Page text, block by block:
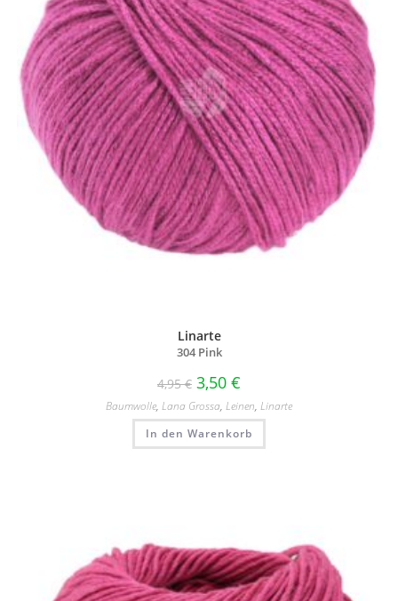
Linarte
304 Pink
4,95€ 3,50 €
Baumwolle, Lana Grossa, Leinen, Linarte
In den Warenkorb